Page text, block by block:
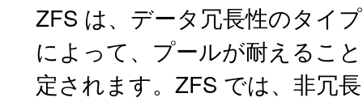
ZFS は、データ冗長性のタイ
によって、プールが耐えるこ
定されます。ZFS では、非冗